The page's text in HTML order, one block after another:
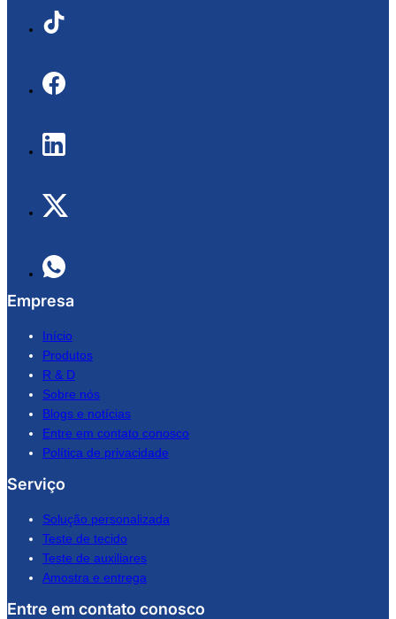
Empresa
Início
Produtos
R & D
Sobre nós
Blogs e notícias
Entre em contato conosco
Política de privacidade
Serviço
Solução personalizada
Teste de tecido
Teste de auxiliares
Amostra e entrega
Entre em contato conosco